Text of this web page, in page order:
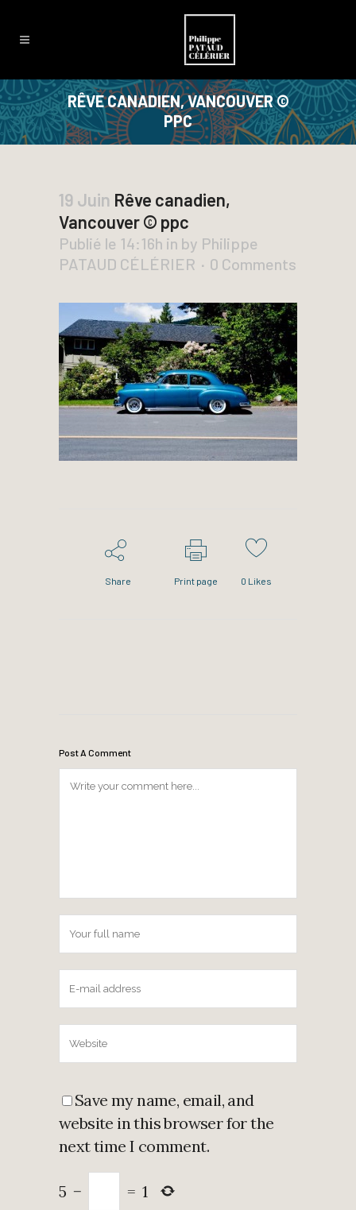
RÊVE CANADIEN, VANCOUVER ©
PPC
19 Juin Rêve canadien,
Vancouver © ppc
Publié le 14:16h in by Philippe
PATAUD CÉLÉRIER
0 Comments
Share Print page 0 Likes
Post A Comment
Save my name, email, and
website in this browser for the
next time I comment.
5 − = 1